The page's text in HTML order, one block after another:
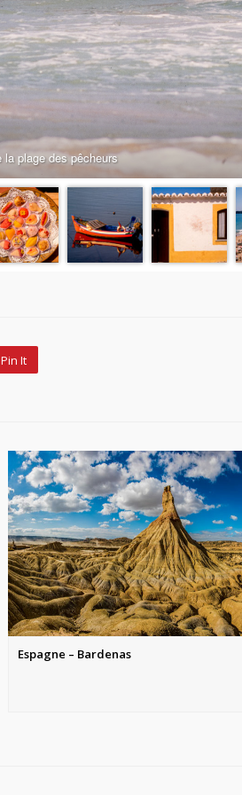
Pin It
Espagne – Bardenas